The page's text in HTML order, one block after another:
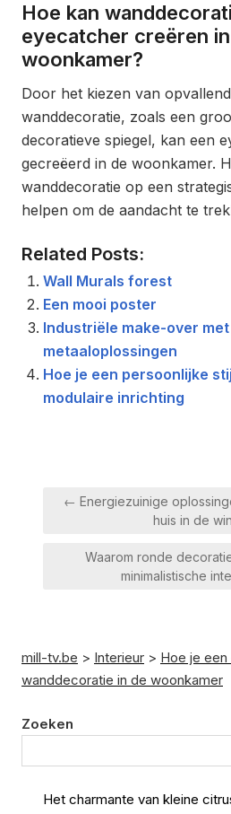
Hoe kan
eyecatcher creëren
woonkamer?
Door het kiezen van
wanddecoratie, zoals een
decoratieve spiegel, kan een
gecreëerd in de woonkamer.
wanddecoratie op een
helpen om de aandacht te
Related Posts:
Wall Murals forest
Een mooi poster
Industriële make-over
metaaloplossingen
Hoe je een persoonlijke
modulaire inrichting
Berichtnavigatie
← Energiezuinige
huis in de
Waarom ronde
minimalistische
mill-tv.be > Interieur > Hoe je
wanddecoratie in de woonkamer
Zoeken
Het charmante van kleine